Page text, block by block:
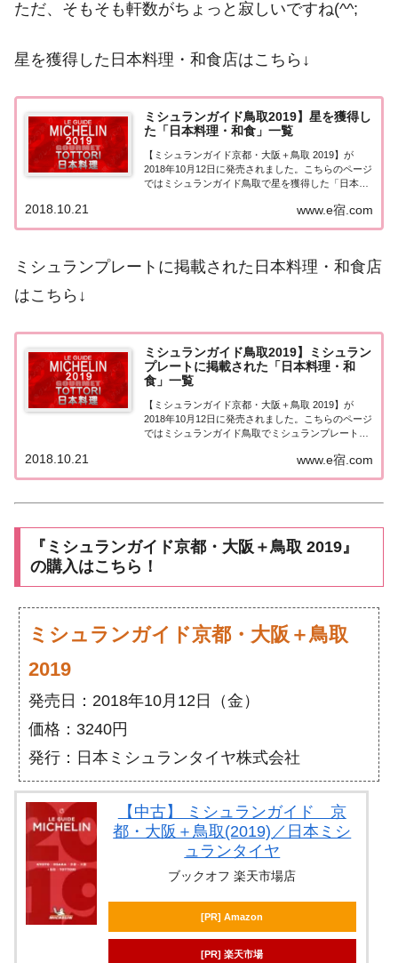
ただ、そもそも軒数がちょっと寂しいですね(^^;
星を獲得した日本料理・和食店はこちら↓
ミシュランガイド鳥取2019】星を獲得し
た「日本料理・和食」一覧
【ミシュランガイド京都・大阪＋鳥取 2019】が
2018年10月12日に発売されました。こちらのページ
ではミシュランガイド鳥取で星を獲得した「日本料
イド鳥取2019 「日本料理」「ミシュランガイド鳥取
2019」に掲載された日本料理（和...
www.e宿.com
2018.10.21
ミシュランプレートに掲載された日本料理・和食店
はこちら↓
ミシュランガイド鳥取2019】ミシュラン
プレートに掲載された「日本料理・和
食」一覧
【ミシュランガイド京都・大阪＋鳥取 2019】が
2018年10月12日に発売されました。こちらのページ
ではミシュランガイド鳥取でミシュランプレートに
した。ミシュランガイド鳥取2019「日本料理」ミシ
ュランプレート「ミシュランガイド鳥取...
www.e宿.com
2018.10.21
『ミシュランガイド京都・大阪＋鳥取 2019』
の購入はこちら！
ミシュランガイド京都・大阪＋鳥取
2019
発売日：2018年10月12日（金）
価格：3240円
発行：日本ミシュランタイヤ株式会社
【中古】 ミシュランガイド 京
都・大阪＋鳥取(2019)／日本ミシ
ュランタイヤ
ブックオフ 楽天市場店
[PR] Amazon
[PR] 楽天市場